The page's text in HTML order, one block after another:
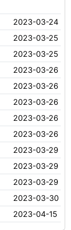
2023-03-24
2023-03-25
2023-03-25
2023-03-26
2023-03-26
2023-03-26
2023-03-26
2023-03-26
2023-03-29
2023-03-29
2023-03-29
2023-03-30
2023-04-15